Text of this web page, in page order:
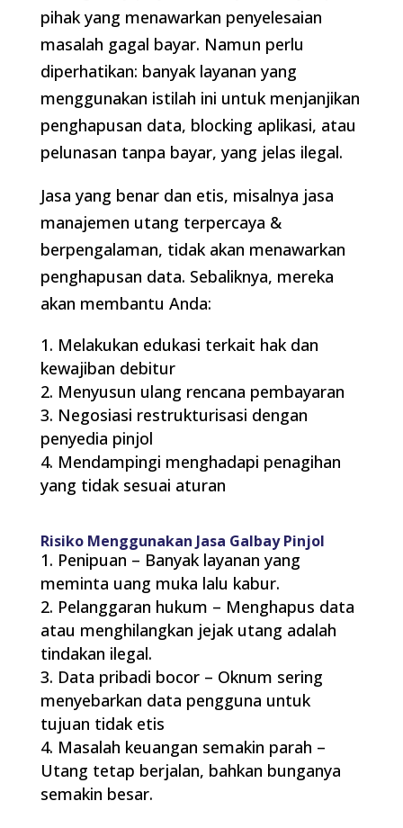
pihak yang menawarkan penyelesaian
masalah gagal bayar. Namun perlu
diperhatikan: banyak layanan yang
menggunakan istilah ini untuk menjanjikan
penghapusan data, blocking aplikasi, atau
pelunasan tanpa bayar, yang jelas ilegal.
Jasa yang benar dan etis, misalnya jasa
manajemen utang terpercaya &
berpengalaman, tidak akan menawarkan
penghapusan data. Sebaliknya, mereka
akan membantu Anda:
Melakukan edukasi terkait hak dan
kewajiban debitur
Menyusun ulang rencana pembayaran
Negosiasi restrukturisasi dengan
penyedia pinjol
Mendampingi menghadapi penagihan
yang tidak sesuai aturan
Risiko Menggunakan Jasa Galbay Pinjol
Penipuan – Banyak layanan yang
meminta uang muka lalu kabur.
Pelanggaran hukum – Menghapus data
atau menghilangkan jejak utang adalah
tindakan ilegal.
Data pribadi bocor – Oknum sering
menyebarkan data pengguna untuk
tujuan tidak etis
Masalah keuangan semakin parah –
Utang tetap berjalan, bahkan bunganya
semakin besar.